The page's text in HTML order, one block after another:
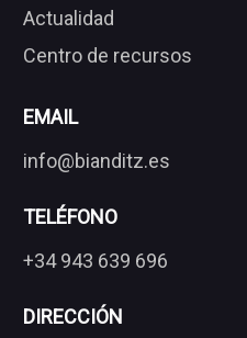
Actualidad
Centro de recursos
EMAIL
info@bianditz.es
TELÉFONO
+34 943 639 696
DIRECCIÓN